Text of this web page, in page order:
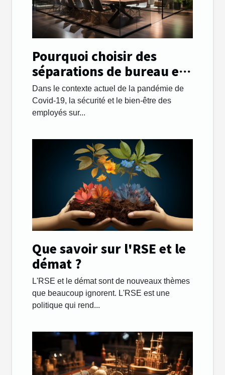
Pourquoi choisir des
séparations de bureau en
plexiglass ?
Dans le contexte actuel de la pandémie de
Covid-19, la sécurité et le bien-être des
employés sur...
Que savoir sur l'RSE et le
démat ?
L'RSE et le démat sont de nouveaux thèmes
que beaucoup ignorent. L'RSE est une
politique qui rend...